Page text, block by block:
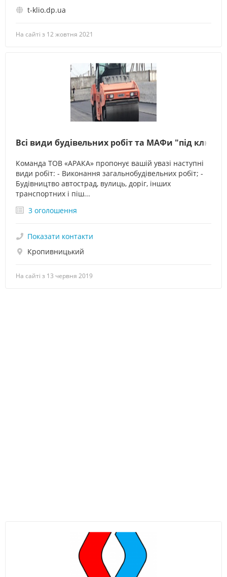
На сайті з 12 жовтня 2021
t-klio.dp.ua
Всі види будівельних робіт та МАФи "під ключ"
Команда ТОВ «АРАКА» пропонує вашій увазі наступні
види робіт: - Виконання загальнобудівельних робіт; -
Будівництво автострад, вулиць, доріг, інших
транспортних і піш...
3 оголошення
На сайті з 13 червня 2019
Показати контакти
Кропивницький